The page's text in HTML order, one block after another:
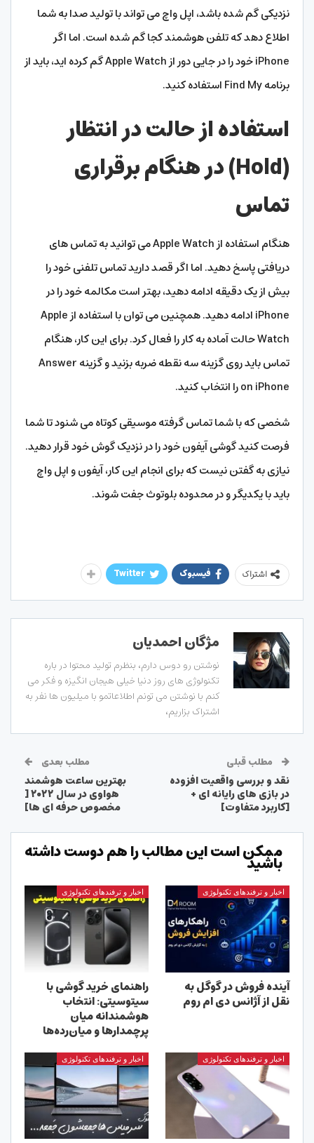
نزدیکی گم شده باشد، اپل واچ می تواند با تولید صدا به شما
اطلاع دهد که تلفن هوشمند کجا گم شده است. اما اگر
iPhone خود را در جایی دور از Apple Watch گم کرده اید، باید از
برنامه Find My استفاده کنید.
استفاده از حالت در انتظار
(Hold) در هنگام برقراری
تماس
هنگام استفاده از Apple Watch می توانید به تماس های
دریافتی پاسخ دهید. اما اگر قصد دارید تماس تلفنی خود را
بیش از یک دقیقه ادامه دهید، بهتر است مکالمه خود را در
iPhone ادامه دهید. همچنین می توان با استفاده از Apple
Watch حالت آماده به کار را فعال کرد. برای این کار، هنگام
تماس باید روی گزینه سه نقطه ضربه بزنید و گزینه Answer
on iPhone را انتخاب کنید.
شخصی که با شما تماس گرفته موسیقی کوتاه می شنود تا شما
فرصت کنید گوشی آیفون خود را در نزدیک گوش خود قرار دهید.
نیازی به گفتن نیست که برای انجام این کار، آیفون و اپل واچ
باید با یکدیگر و در محدوده بلوتوث جفت شوند.
اشتراک فیسبوک Twitter
مژگان احمدیان
نوشتن رو دوس دارم، بنظرم تولید محتوا در باره
تکنولوژی های روز دنیا خیلی هیجان انگیزه و فکر می
کنم با نوشتن می تونم اطلاعاتمو با میلیون ها نفر به
اشتراک بزاریم،
مطلب قبلی
نقد و بررسی واقعیت افزوده
در بازی های رایانه ای +
[کاربرد متفاوت]
مطلب بعدی
بهترین ساعت هوشمند
هواوی در سال ۲۰۲۲ [
مخصوص حرفه ای ها]
ممکن است این مطالب را هم دوست داشته
باشید
اخبار و ترفندهای تکنولوژی
آینده فروش در گوگل به
نقل از آژانس دی ام روم
اخبار و ترفندهای تکنولوژی
راهنمای خرید گوشی با
سیتوسیتی: انتخاب
هوشمندانه میان
پرچمدارها و میان‌رده‌ها
اخبار و ترفندهای تکنولوژی اخبار و ترفندهای تکنولوژی